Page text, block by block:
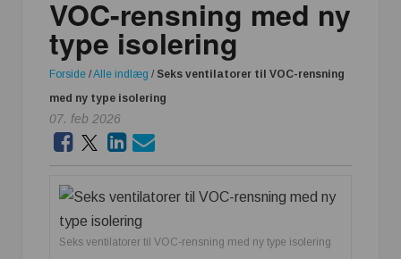
VOC-rensning med ny
type isolering
Forside /Alle indlæg / Seks ventilatorer til VOC-rensning
med ny type isolering
07. feb 2026
Seks ventilatorer til VOC-rensning med ny type isolering